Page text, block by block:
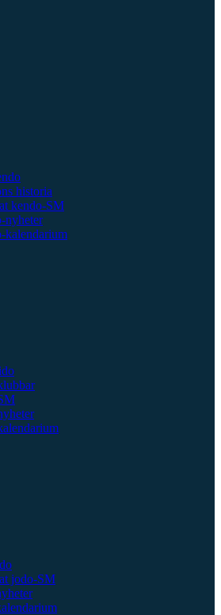
historia
kendo-SM
nyheter
kalendarium
jodo-SM